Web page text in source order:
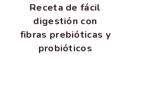
Receta de fácil
digestión con
fibras prebióticas y
probióticos